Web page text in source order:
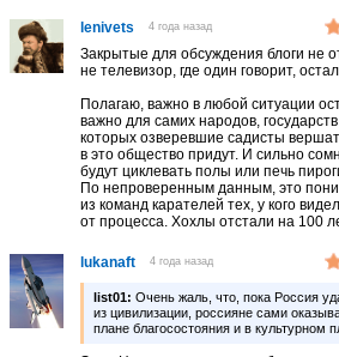
lenivets 4 года назад
Закрытые для обсуждения блоги не
не телевизор, где один говорит,
Полагаю, важно в любой ситуации
важно для самих народов,
которых озверевшие садисты
в это общество придут. И сильно
будут циклевать полы или печь
По непроверенным данным, это
из команд карателей тех, у кого
от процесса. Хохлы отстали на 100
lukanaft 4 года назад
list01: Очень жаль, что, пока Россия
из цивилизации, россияне сами
плане благосостояния и в культурном